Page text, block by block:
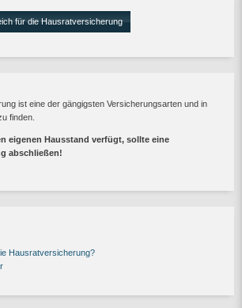
für die Hausratversicherung
ist eine der gängigsten Versicherungsarten und in
finden.
eigenen Hausstand verfügt, sollte eine
abschließen!
Hausratversicherung?